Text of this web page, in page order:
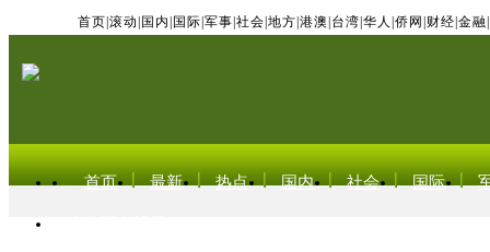
首页 滚动 国内 国际 军事 社会 地方 港澳 台湾 华人 侨网 财经 金融
首页 最新 热点 国内 社会 国际